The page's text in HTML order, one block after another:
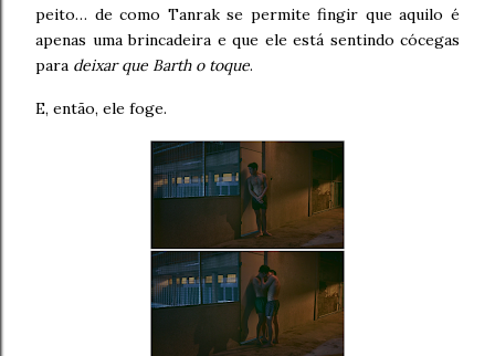
peito… de como Tanrak se permite fingir que aquilo é
apenas uma brincadeira e que ele está sentindo cócegas
para deixar que Barth o toque.
E, então, ele foge.